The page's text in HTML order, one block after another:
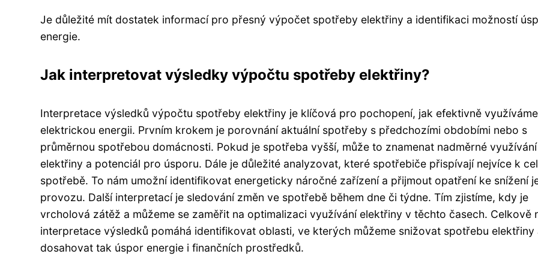
Je důležité mít dostatek informací pro přesný výpočet spotřeby elektřiny a identifikaci možností
energie.
Jak interpretovat výsledky výpočtu spotřeby elektřiny?
Interpretace výsledků výpočtu spotřeby elektřiny je klíčová pro pochopení, jak efektivně využíváme
elektrickou energii. Prvním krokem je porovnání aktuální spotřeby s předchozími obdobími nebo s
průměrnou spotřebou domácnosti. Pokud je spotřeba vyšší, může to znamenat nadměrné využívání
elektřiny a potenciál pro úsporu. Dále je důležité analyzovat, které spotřebiče přispívají nejvíce k
spotřebě. To nám umožní identifikovat energeticky náročné zařízení a přijmout opatření ke snížení
provozu. Další interpretací je sledování změn ve spotřebě během dne či týdne. Tím zjistíme, kdy je
vrcholová zátěž a můžeme se zaměřit na optimalizaci využívání elektřiny v těchto časech. Celkově
interpretace výsledků pomáhá identifikovat oblasti, ve kterých můžeme snižovat spotřebu elektřiny
dosahovat tak úspor energie i finančních prostředků.